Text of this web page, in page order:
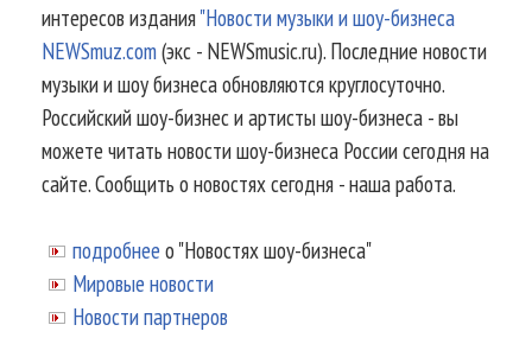
интересов издания"Новости музыки и шоу-бизнеса
NEWSmuz.com(экс - NEWSmusic.ru). Последние новости
музыки и шоу бизнеса обновляются круглосуточно.
Российский шоу-бизнес и артисты шоу-бизнеса - вы
можете читать новости шоу-бизнеса России сегодня на
сайте. Сообщить о новостях сегодня - наша работа.
подробнее о "Новостях шоу-бизнеса"
Мировые новости
Новости партнеров